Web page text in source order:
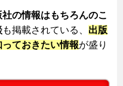
社の情報はもちろんのこ
も掲載されている、 出版
ておきたい情報が盛り